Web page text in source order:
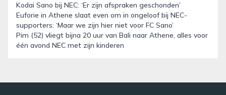
Kodai Sano bij NEC: ‘Er zijn afspraken geschonden’
Euforie in Athene slaat even om in ongeloof bij NEC-
supporters: ‘Maar we zijn hier niet voor FC Sano’
Pim (52) vliegt bijna 20 uur van Bali naar Athene, alles voor
één avond NEC met zijn kinderen